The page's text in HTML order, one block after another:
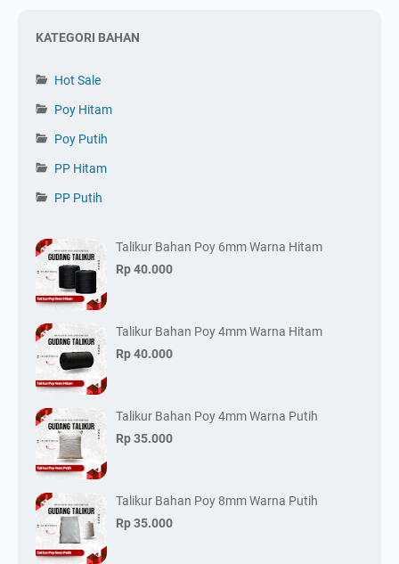
KATEGORI BAHAN
Hot Sale
Poy Hitam
Poy Putih
PP Hitam
PP Putih
Talikur Bahan Poy 6mm Warna Hitam
Rp 40.000
Talikur Bahan Poy 4mm Warna Hitam
Rp 40.000
Talikur Bahan Poy 4mm Warna Putih
Rp 35.000
Talikur Bahan Poy 8mm Warna Putih
Rp 35.000